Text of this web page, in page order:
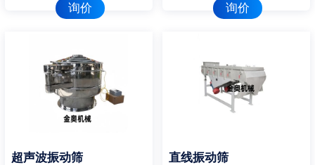
询价 询价
超声波振动筛 直线振动筛